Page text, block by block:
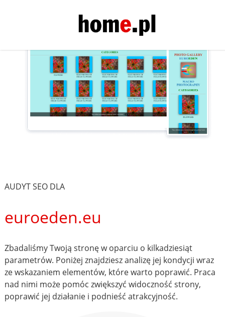
AUDYT SEO DLA
euroeden.eu
Zbadaliśmy Twoją stronę w oparciu o kilkadziesiąt
parametrów. Poniżej znajdziesz analizę jej kondycji wraz
ze wskazaniem elementów, które warto poprawić. Praca
nad nimi może pomóc zwiększyć widoczność strony,
poprawić jej działanie i podnieść atrakcyjność.